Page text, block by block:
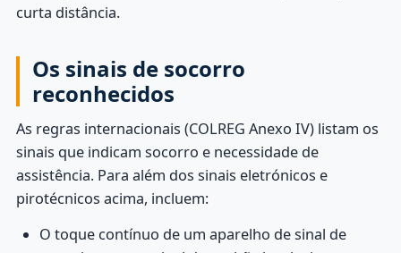
curta distância.
Os sinais de socorro
reconhecidos
As regras internacionais (COLREG Anexo IV) listam os
sinais que indicam socorro e necessidade de
assistência. Para além dos sinais eletrónicos e
pirotécnicos acima, incluem:
O toque contínuo de um aparelho de sinal de